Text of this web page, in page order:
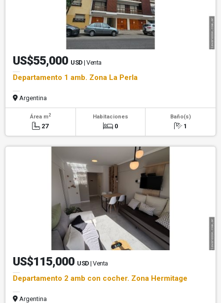
US$55,000 USD | Venta
Departamento 1 amb. Zona La Perla
Argentina
Área m2
27
Habitaciones
0
Baño(s)
1
US$115,000 USD | Venta
Departamento 2 amb con cocher. Zona Hermitage
Argentina